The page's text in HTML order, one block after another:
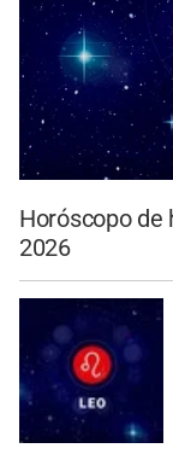
Horóscopo de
2026